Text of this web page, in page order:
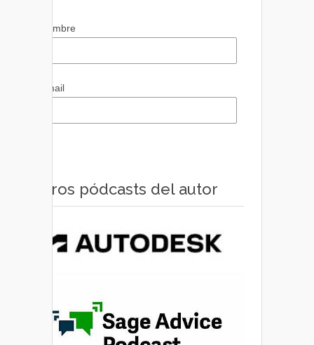
Nombre
Email
Otros pódcasts del autor